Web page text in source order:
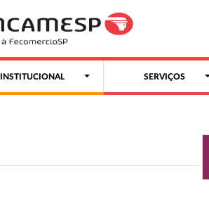
INSTITUCIONAL SERVIÇOS